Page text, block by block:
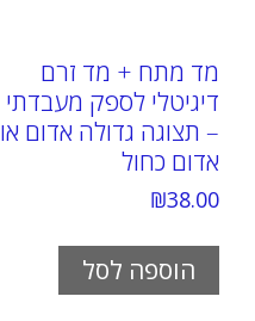
מד מתח + מד זרם
דיגיטלי לספק מעבדתי
– תצוגה גדולה אדום או
אדום כחול
₪38.00
הוספה לסל